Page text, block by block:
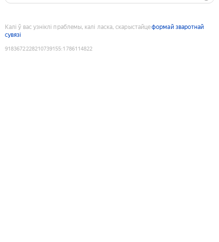
Калі ў вас узніклі праблемы, калі ласка, скарыстайцеформай зваротнай
сувязі
9183672228210739155:1786114822